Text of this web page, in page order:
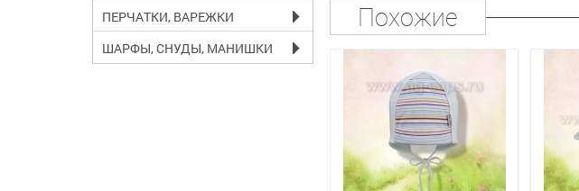
ПЕРЧАТКИ, ВАРЕЖКИ
ШАРФЫ, СНУДЫ, МАНИШКИ
Похожие